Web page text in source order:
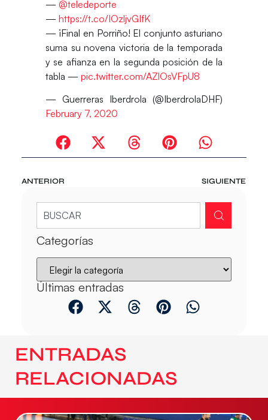
— @teledeporte
— https://t.co/IOzljvGIfK
— ¡Final en Porriño! El conjunto asturiano
suma su novena victoria de la temporada
y se afianza en la segunda posición de la
tabla — pic.twitter.com/AZlOsVFpU8
— Guerreras Iberdrola (@IberdrolaDHF)
February 7, 2020
ANTERIOR SIGUIENTE
Categorías
Últimas entradas
ENTRADAS
RELACIONADAS